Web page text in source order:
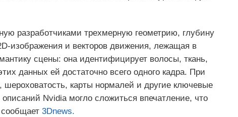
разработчиками трехмерную геометрию, глубину
изображения и векторов движения, лежащая в
сцены: она идентифицирует волосы, ткань,
данных ей достаточно всего одного кадра. При
карты нормалей и другие ключевые
Nvidia могло сложиться впечатление, что
сообщает 3Dnews.